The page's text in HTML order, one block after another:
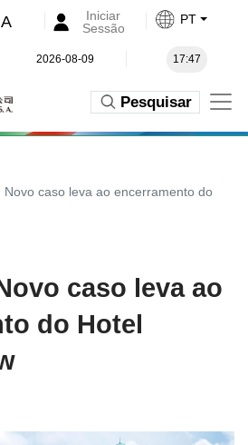
A
Iniciar
Sessão
PT
2026-08-09 17:47
Pesquisar
Novo caso leva ao encerramento do
caso leva ao
do Hotel